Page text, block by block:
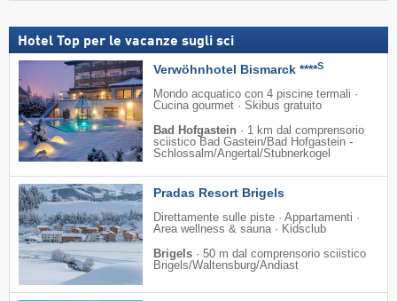
Hotel Top per le vacanze sugli sci
Verwöhnhotel Bismarck ****S
Mondo acquatico con 4 piscine termali ·
Cucina gourmet · Skibus gratuito
Bad Hofgastein · 1 km dal comprensorio
sciistico Bad Gastein/​Bad Hofgastein -
Schlossalm/​Angertal/​Stubnerkogel
Pradas Resort Brigels
Direttamente sulle piste · Appartamenti ·
Area wellness & sauna · Kidsclub
Brigels · 50 m dal comprensorio sciistico
Brigels/​Waltensburg/​Andiast